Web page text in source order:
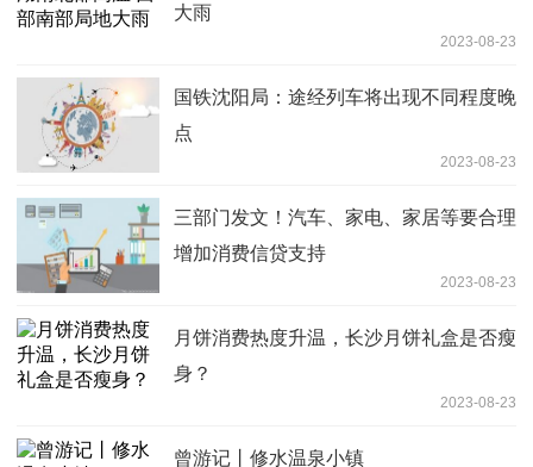
大雨
2023-08-23
国铁沈阳局：途经列车将出现不同程度晚
点
2023-08-23
三部门发文！汽车、家电、家居等要合理
增加消费信贷支持
2023-08-23
月饼消费热度升温，长沙月饼礼盒是否瘦
身？
2023-08-23
曾游记丨修水温泉小镇